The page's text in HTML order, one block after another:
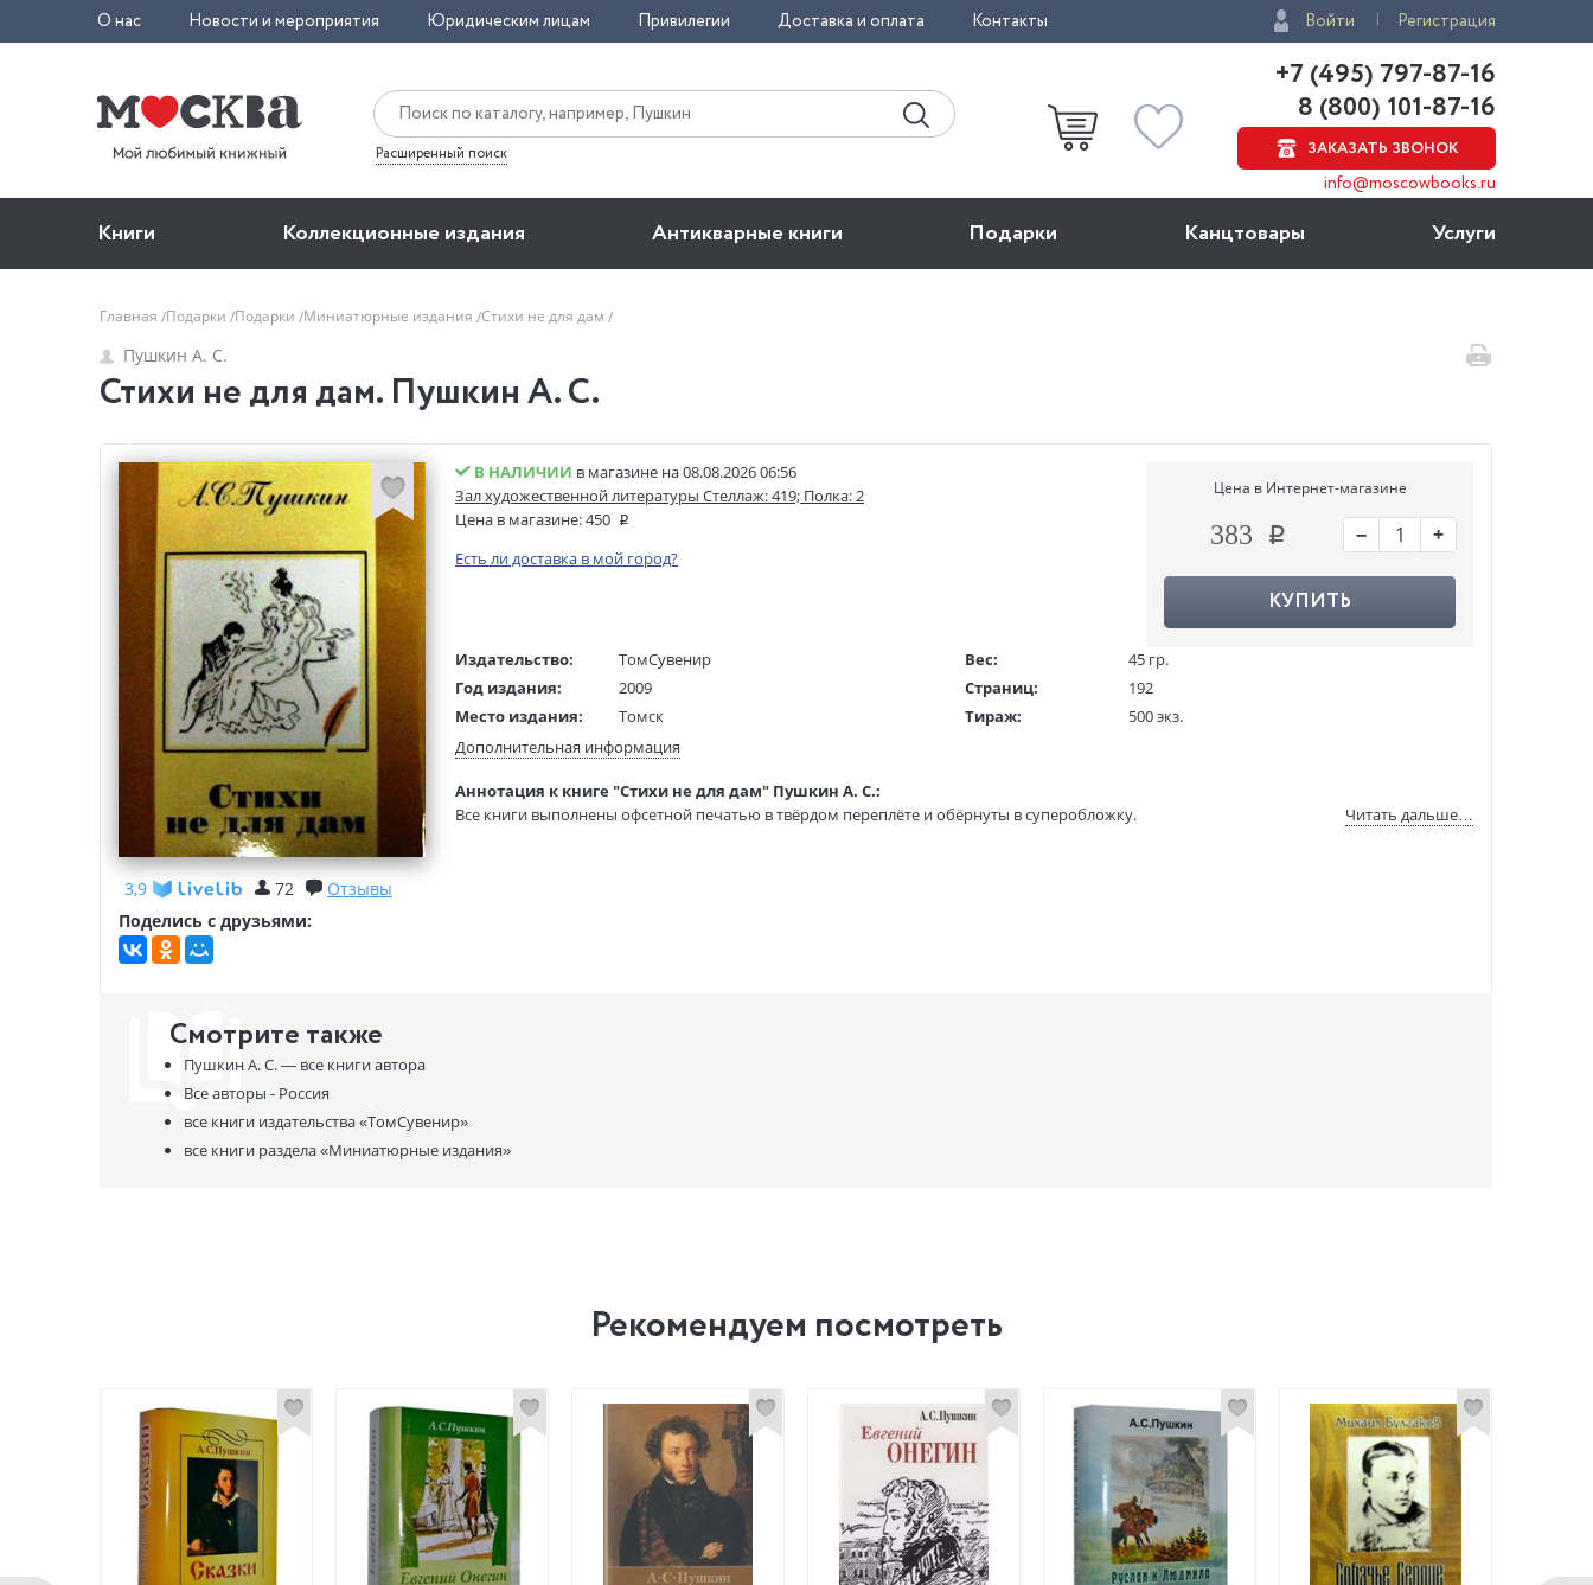
О нас Новости и мероприятия Юридическим лицам Привилегии Доставка и оплата Контакты Войти Регистрация
Расширенный поиск
+7 (495) 797-87-16
8 (800) 101-87-16
ЗАКАЗАТЬ ЗВОНОК
info@moscowbooks.ru
Книги Коллекционные издания Антикварные книги Подарки Канцтовары Услуги
Главная Подарки Подарки Миниатюрные издания Стихи не для дам
Пушкин А. С.
Стихи не для дам. Пушкин А. С.
3,9 72
Отзывы
Поделись с друзьями:
В НАЛИЧИИ в магазине на 08.08.2026 06:56
Зал художественной литературы Стеллаж: 419; Полка: 2
Цена в магазине:450
Есть ли доставка в мой город?
Цена в Интернет-магазине
383 − +
КУПИТЬ
Издательство:
ТомСувенир
Год издания:
2009
Место издания:
Томск
Язык текста:
русский
Формат:
60х90 1/128
70x55x14
Вес:
45 гр.
Страниц:
192
Тираж:
500 экз.
В продаже с:
12.02.2009
Дополнительная информация
Аннотация к книге "Стихи не для дам" Пушкин А. С.:
Все книги выполнены офсетной печатью в твёрдом переплёте и обёрнуты в суперобложку.
Читать дальше…
Смотрите также
Пушкин А. С. — все книги автора
Все авторы - Россия
все книги издательства«ТомСувенир»
все книги раздела«Миниатюрные издания»
Рекомендуем посмотреть